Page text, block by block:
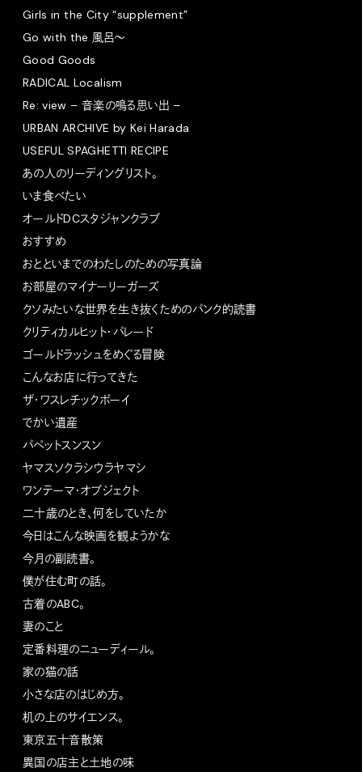
Girls in the City “supplement”
Go with the 風呂〜
Good Goods
RADICAL Localism
Re: view – 音楽の鳴る思い出 –
URBAN ARCHIVE by Kei Harada
USEFUL SPAGHETTI RECIPE
あの人のリーディングリスト。
いま食べたい
オールドDCスタジャンクラブ
おすすめ
おとといまでのわたしのための写真論
お部屋のマイナーリーガーズ
クソみたいな世界を生き抜くためのパンク的読書
クリティカルヒット・パレード
ゴールドラッシュをめぐる冒険
こんなお店に行ってきた
ザ・ワスレチックボーイ
でかい遺産
パペットスンスン
ヤマスソクラシウラヤマシ
ワンテーマ・オブジェクト
二十歳のとき、何をしていたか
今日はこんな映画を観ようかな
今月の副読書。
僕が住む町の話。
古着のABC。
妻のこと
定番料理のニューディール。
家の猫の話
小さな店のはじめ方。
机の上のサイエンス。
東京五十音散策
異国の店主と土地の味